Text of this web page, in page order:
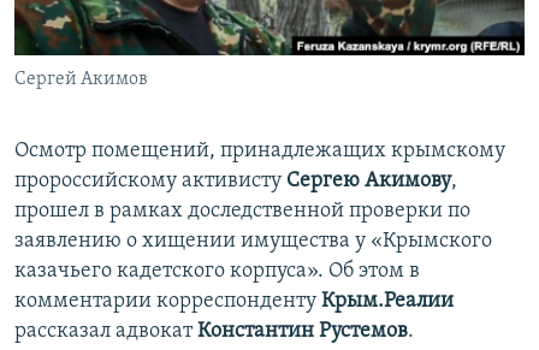
ELIFBE
УКРАИНСКАЯ ПРОБЛЕМА КРЫМА
Все сайты RFE/RL
Сергей Акимов
Осмотр помещений, принадлежащих крымскому
пророссийскому активисту Сергею Акимову,
прошел в рамках доследственной проверки по
заявлению о хищении имущества у «Крымского
казачьего кадетского корпуса». Об этом в
комментарии корреспонденту Крым.Реалии
рассказал адвокатКонстантин Рустемов.